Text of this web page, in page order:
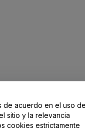
de acuerdo en el uso
sitio y la relevancia
cookies estrictamente